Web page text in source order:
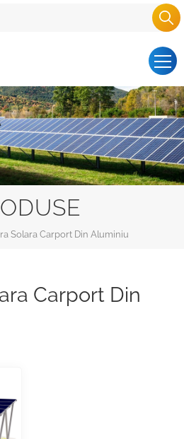
Solara Carport Din Aluminiu
Carport Din